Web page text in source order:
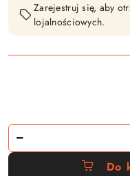
Zarejestruj się, aby
lojalnościowych.
Ilość
Do